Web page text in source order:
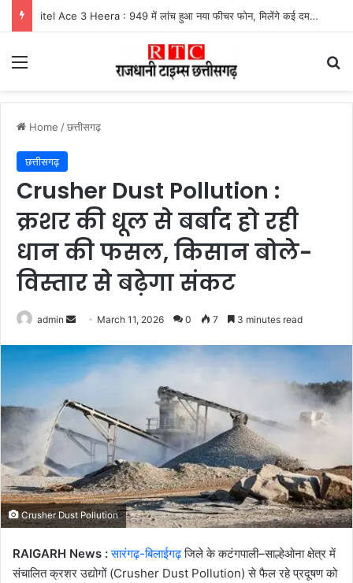
itel Ace 3 Heera : 949 में लांच हुआ नया फीचर फोन, मिलेंगे कई दमदार फीचर्स
Menu
Home /छत्तीसगढ़
छत्तीसगढ़
Crusher Dust Pollution :
क्रशर की धूल से बर्बाद हो रही
धान की फसल, किसान बोले-
विस्तार से बढ़ेगा संकट
admin
Send
email
March 11, 2026 0 7 3 minutes read
Crusher Dust Pollution
RAIGARH News : सारंगढ़-बिलाईगढ़जिले के कटंगपाली–साल्हेओना क्षेत्र में
संचालित क्रशर उद्योगों (Crusher Dust Pollution) से फैल रहे प्रदूषण को